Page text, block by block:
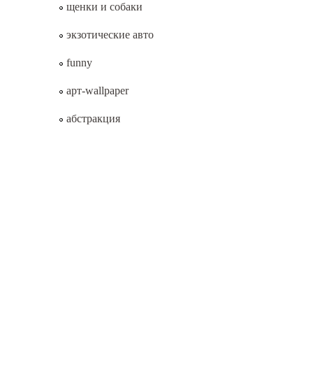
щенки и собаки
экзотические авто
funny
арт-wallpaper
абстракция